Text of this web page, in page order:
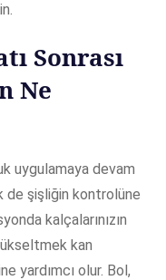
Sonrası
Ne
uygulamaya devam
de şişliğin kontrolüne
kalçalarınızın
kan
yardımcı olur. Bol,